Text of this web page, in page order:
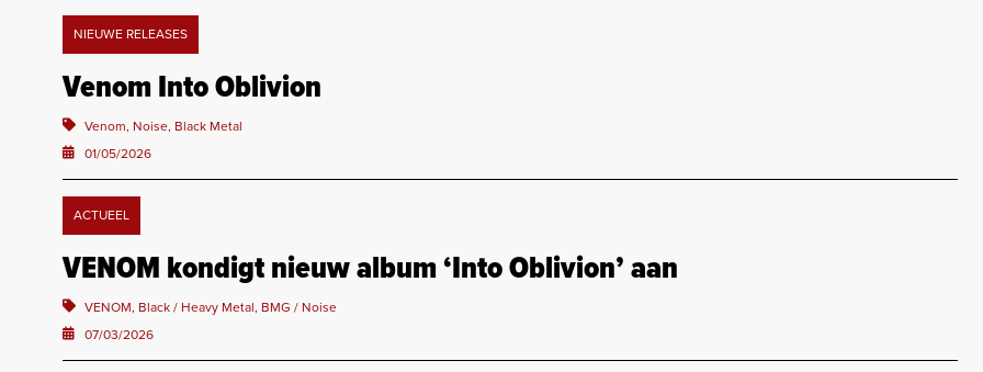
NIEUWE RELEASES
Venom Into Oblivion
Venom, Noise, Black Metal
01/05/2026
ACTUEEL
VENOM kondigt nieuw album ‘Into Oblivion’ aan
VENOM, Black / Heavy Metal, BMG / Noise
07/03/2026